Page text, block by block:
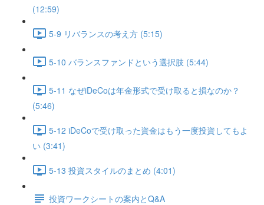
(12:59)
5-9 リバランスの考え方 (5:15)
5-10 バランスファンドという選択肢 (5:44)
5-11 なぜiDeCoは年金形式で受け取ると損なのか？
(5:46)
5-12 iDeCoで受け取った資金はもう一度投資してもよ
い (3:41)
5-13 投資スタイルのまとめ (4:01)
投資ワークシートの案内とQ&A